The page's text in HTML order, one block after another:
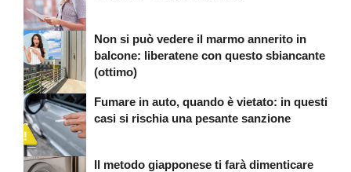
Non si può vedere il marmo annerito in
balcone: liberatene con questo sbiancante
(ottimo)
Fumare in auto, quando è vietato: in questi
casi si rischia una pesante sanzione
Il metodo giapponese ti farà dimenticare